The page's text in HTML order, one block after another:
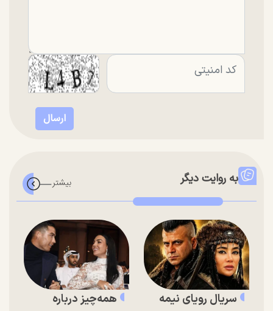
به روایت دیگر
سریال رویای نیمه
همه‌چیز درباره